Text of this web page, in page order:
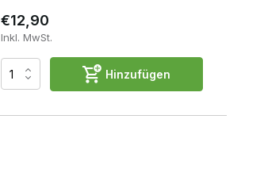
€12,90
Inkl. MwSt.
Hinzufügen